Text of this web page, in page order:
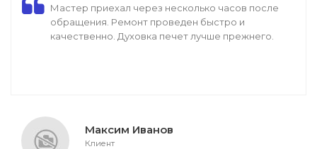
Мастер приехал через несколько часов после
обращения. Ремонт проведен быстро и
качественно. Духовка печет лучше прежнего.
Максим Иванов
Клиент